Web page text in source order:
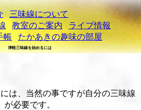
三味線について
教室のご案内
ライブ情報
帳 たかあきの趣味の部屋
津軽三味線を始めるには
は、当然の事ですが自分の三味線
が必要です。